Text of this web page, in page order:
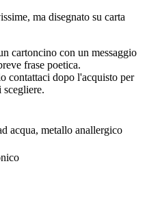
ma disegnato su carta
cartoncino con un messaggio
frase poetica.
contattaci dopo l'acquisto per
acqua, metallo anallergico